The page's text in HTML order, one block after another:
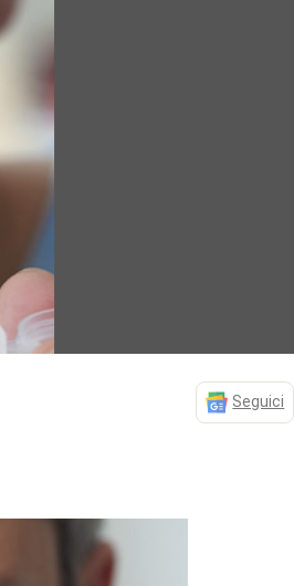
Seguici